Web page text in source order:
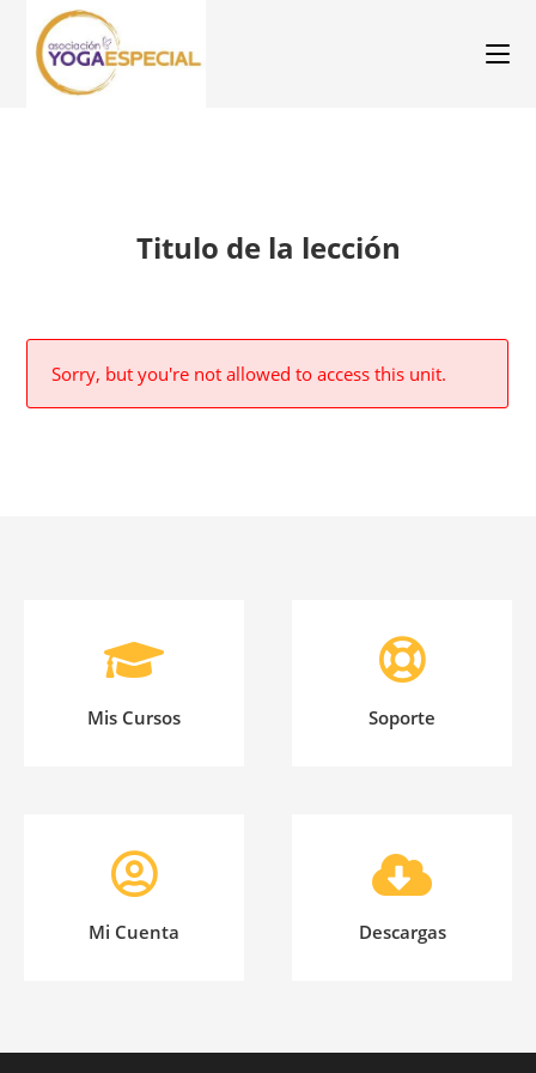
Titulo de la lección
Sorry, but you're not allowed to access this unit.
Mis Cursos Soporte
Mi Cuenta Descargas